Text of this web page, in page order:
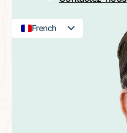
French